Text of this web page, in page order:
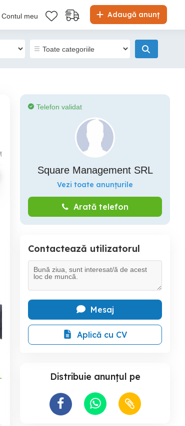
Adaugă anunț
Contul meu
Telefon validat
Square Management SRL
Vezi toate anunțurile
Arată telefon
Contactează utilizatorul
Mesaj
Aplică cu CV
Distribuie anunțul pe